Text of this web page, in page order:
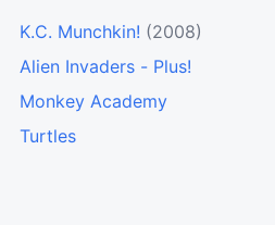
K.C. Munchkin! (2008)
Alien Invaders - Plus!
Monkey Academy
Turtles